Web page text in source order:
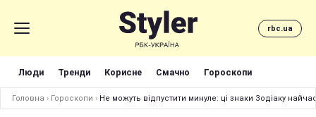
rbc.ua
Люди Тренди Корисне Смачно Гороскопи
Головна › Гороскопи › Не можуть відпустити минуле: ці знаки Зодіаку